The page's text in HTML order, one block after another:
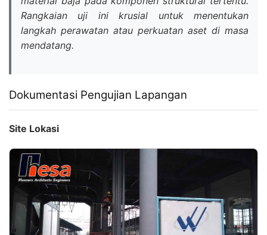
Rangkaian uji ini krusial untuk menentukan
langkah perawatan atau perkuatan aset di masa
mendatang.
Dokumentasi Pengujian Lapangan
Site Lokasi